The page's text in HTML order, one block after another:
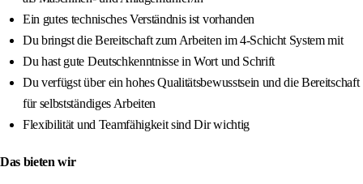
Ein gutes technisches Verständnis ist vorhanden
Du bringst die Bereitschaft zum Arbeiten im 4-Schicht System mit
Du hast gute Deutschkenntnisse in Wort und Schrift
Du verfügst über ein hohes Qualitätsbewusstsein und die Bereitschaft
für selbstständiges Arbeiten
Flexibilität und Teamfähigkeit sind Dir wichtig
Das bieten wir